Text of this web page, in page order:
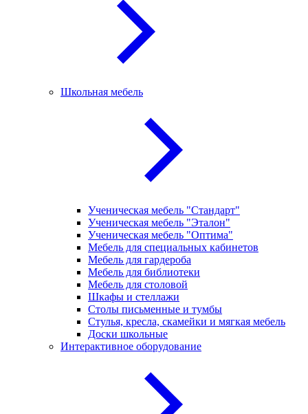
Школьная мебель
Ученическая мебель "Стандарт"
Ученическая мебель "Эталон"
Ученическая мебель "Оптима"
Мебель для специальных кабинетов
Мебель для гардероба
Мебель для библиотеки
Мебель для столовой
Шкафы и стеллажи
Столы письменные и тумбы
Стулья, кресла, скамейки и мягкая мебель
Доски школьные
Интерактивное оборудование